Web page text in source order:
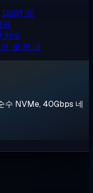
USDT 등
음
약속
, 몇 분 내
수 NVMe, 40Gbps 네